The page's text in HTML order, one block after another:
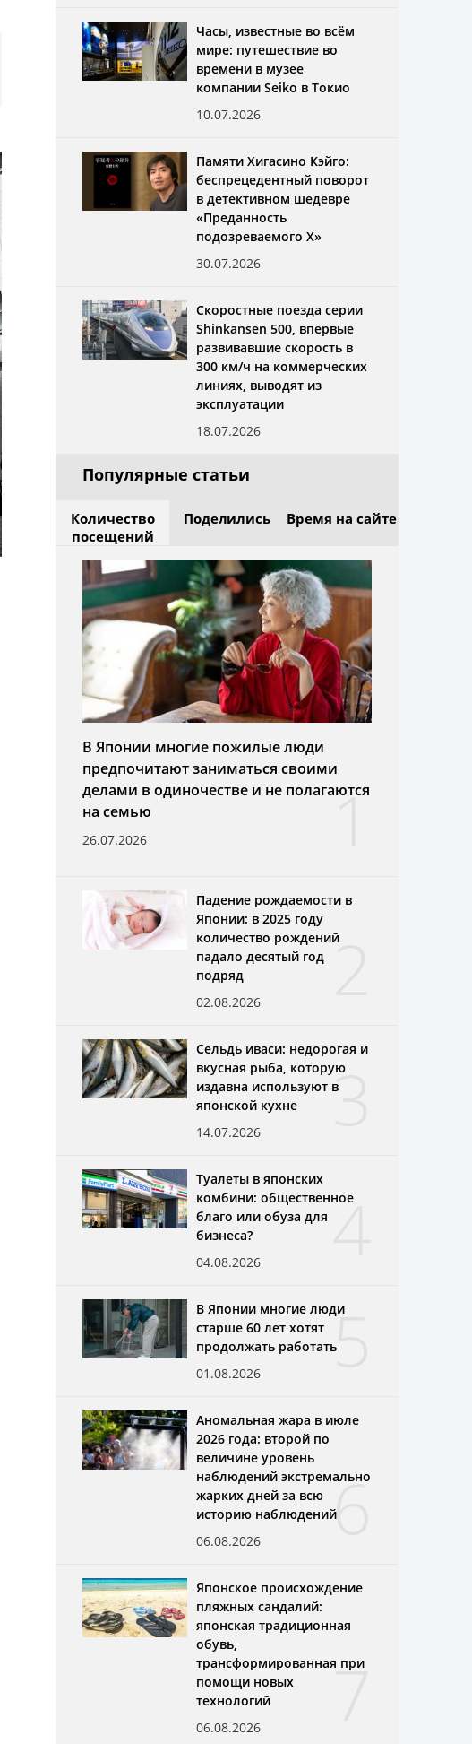
Часы, известные во всём
мире: путешествие во
времени в музее
компании Seiko в Токио
10.07.2026
Памяти Хигасино Кэйго:
беспрецедентный поворот
в детективном шедевре
«Преданность
подозреваемого X»
30.07.2026
Скоростные поезда серии
Shinkansen 500, впервые
развивавшие скорость в
300 км/ч на коммерческих
линиях, выводят из
эксплуатации
18.07.2026
Популярные статьи
Количество
посещений
Поделились Время на сайте
1
В Японии многие пожилые люди
предпочитают заниматься своими
делами в одиночестве и не полагаются
на семью
26.07.2026
2
Падение рождаемости в
Японии: в 2025 году
количество рождений
падало десятый год
подряд
02.08.2026
3
Сельдь иваси: недорогая и
вкусная рыба, которую
издавна используют в
японской кухне
14.07.2026
4
Туалеты в японских
комбини: общественное
благо или обуза для
бизнеса?
04.08.2026
5
В Японии многие люди
старше 60 лет хотят
продолжать работать
01.08.2026
6
Аномальная жара в июле
2026 года: второй по
величине уровень
наблюдений экстремально
жарких дней за всю
историю наблюдений
06.08.2026
7
Японское происхождение
пляжных сандалий:
японская традиционная
обувь,
трансформированная при
помощи новых
технологий
06.08.2026